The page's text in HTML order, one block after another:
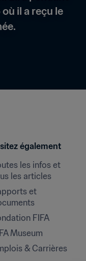
il a reçu le
également
les infos et
les articles
et
FIFA
Museum
& Carrières